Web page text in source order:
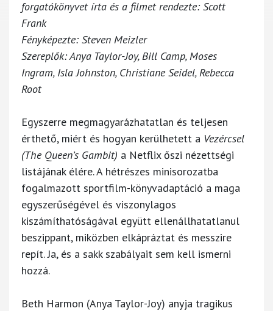
forgatókönyvet írta és a filmet rendezte: Scott
Frank
Fényképezte: Steven Meizler
Szereplők: Anya Taylor-Joy, Bill Camp, Moses
Ingram, Isla Johnston, Christiane Seidel, Rebecca
Root
Egyszerre megmagyarázhatatlan és teljesen
érthető, miért és hogyan kerülhetett a Vezércsel
(The Queen’s Gambit) a Netflix őszi nézettségi
listájának élére. A hétrészes minisorozatba
fogalmazott sportfilm-könyvadaptáció a maga
egyszerűségével és viszonylagos
kiszámíthatóságával együtt ellenállhatatlanul
beszippant, miközben elkápráztat és messzire
repít. Ja, és a sakk szabályait sem kell ismerni
hozzá.
Beth Harmon (Anya Taylor-Joy) anyja tragikus